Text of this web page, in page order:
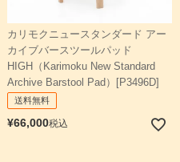
カリモクニュースタンダード アー
カイブバースツールパッド
HIGH（Karimoku New Standard
Archive Barstool Pad）[P3496D]
送料無料
¥66,000税込